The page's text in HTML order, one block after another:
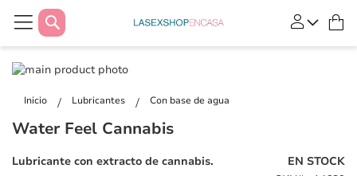
Buscar
Inicio Lubricantes Con base de agua
Saltar
final
la
de
de
galería
Water Feel Cannabis
EN STOCK
Lubricante con extracto de cannabis.